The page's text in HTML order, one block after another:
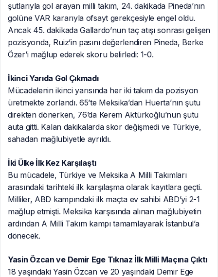
şutlarıyla gol arayan milli takım, 24. dakikada Pineda’nın
golüne VAR kararıyla ofsayt gerekçesiyle engel oldu.
Ancak 45. dakikada Gallardo’nun taç atışı sonrası gelişen
pozisyonda, Ruiz’in pasını değerlendiren Pineda, Berke
Özer’i mağlup ederek skoru belirledi: 1-0.
İkinci Yarıda Gol Çıkmadı
Mücadelenin ikinci yarısında her iki takım da pozisyon
üretmekte zorlandı. 65’te Meksika’dan Huerta’nın şutu
direkten dönerken, 76’da Kerem Aktürkoğlu’nun şutu
auta gitti. Kalan dakikalarda skor değişmedi ve Türkiye,
sahadan mağlubiyetle ayrıldı.
İki Ülke İlk Kez Karşılaştı
Bu mücadele, Türkiye ve Meksika A Milli Takımları
arasındaki tarihteki ilk karşılaşma olarak kayıtlara geçti.
Milliler, ABD kampındaki ilk maçta ev sahibi ABD’yi 2-1
mağlup etmişti. Meksika karşısında alınan mağlubiyetin
ardından A Milli Takım kampı tamamlayarak İstanbul’a
dönecek.
Yasin Özcan ve Demir Ege Tıknaz İlk Milli Maçına Çıktı
18 yaşındaki Yasin Özcan ve 20 yaşındaki Demir Ege